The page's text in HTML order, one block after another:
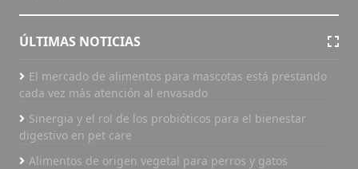
ÚLTIMAS NOTICIAS
El mercado de alimentos para mascotas está prestando
cada vez más atención al envasado
Sinergia y el rol de los probióticos para el bienestar
digestivo en pet care
Alimentos de origen vegetal para perros y gatos